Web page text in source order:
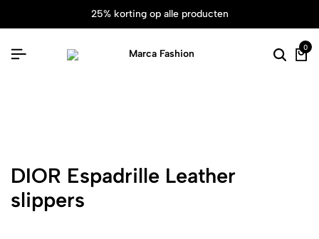
25% korting op alle producten
0
DIOR Espadrille Leather
slippers